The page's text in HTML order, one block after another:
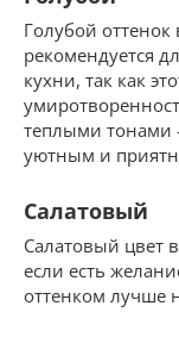
Голубой оттенок
рекомендуется
кухни, так как
теплыми тонами
уютным и
Салатовый
Салатовый цвет
если есть
оттенком лучше